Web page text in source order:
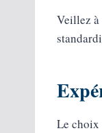
Veillez à
Le choix